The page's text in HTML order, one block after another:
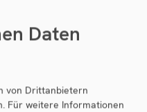
und zu neuen
zu. Melden sie
Newsletter an.
Daten
von Drittanbietern
Für weitere Informationen